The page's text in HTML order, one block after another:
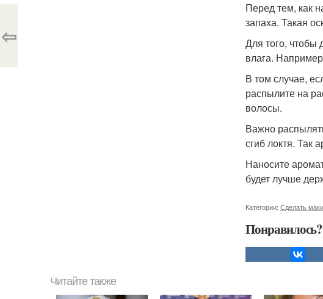
Перед тем, как
запаха. Такая
Для того, чтобы
влага.
В том случае,
распылите на
волосы.
Важно
сгиб локтя. Так
Наносите
будет лучше
Категории: Сделать
⇦
Читайте также